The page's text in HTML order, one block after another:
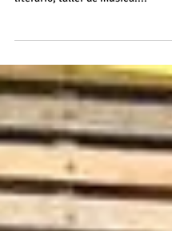
literario, taller de música....